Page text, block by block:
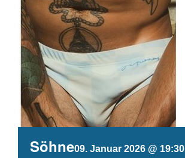
Söhne09. Januar 2026 @ 19:30